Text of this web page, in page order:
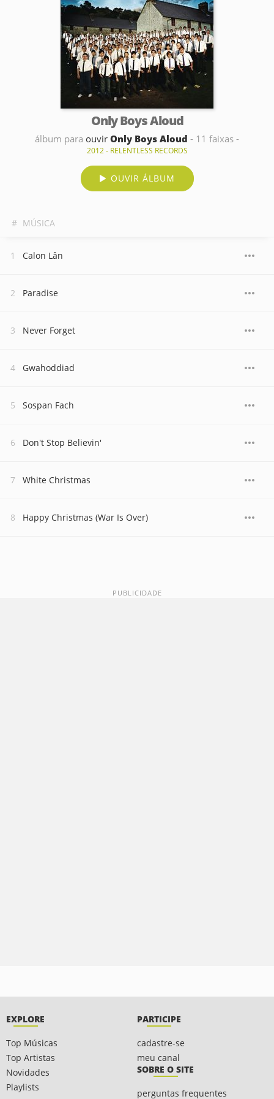
Only Boys Aloud
álbum para ouvir Only Boys Aloud - 11 faixas -
2012 - RELENTLESS RECORDS
OUVIR ÁLBUM
# MÚSICA
Calon Lân
Paradise
Never Forget
Gwahoddiad
Sospan Fach
Don't Stop Believin'
White Christmas
Happy Christmas (War Is Over)
EXPLORE
Top Músicas
Top Artistas
Novidades
Playlists
PARTICIPE
cadastre-se
meu canal
SOBRE O SITE
perguntas frequentes